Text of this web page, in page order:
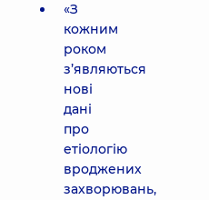
«З
кожним
роком
з’являються
нові
дані
про
етіологію
вроджених
захворювань,